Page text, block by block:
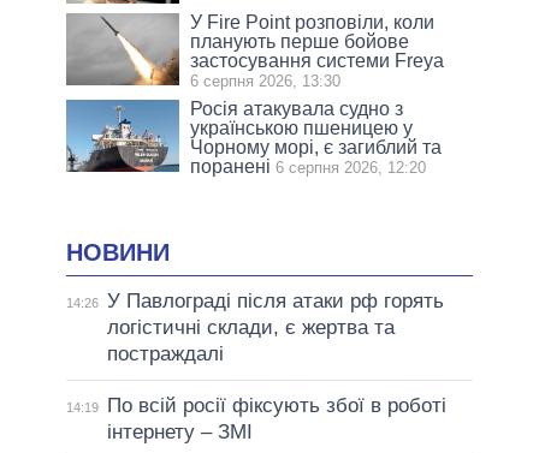
У Fire Point розповіли, коли
планують перше бойове
застосування системи Freya
6 серпня 2026, 13:30
Росія атакувала судно з
українською пшеницею у
Чорному морі, є загиблий та
поранені 6 серпня 2026, 12:20
НОВИНИ
14:26 У Павлограді після атаки рф горять
логістичні склади, є жертва та
постраждалі
14:19
По всій росії фіксують збої в роботі
інтернету – ЗМІ